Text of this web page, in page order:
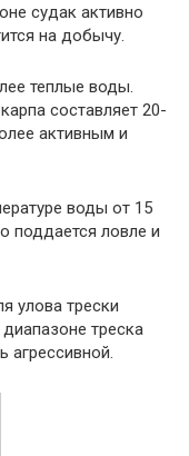
судак активно
на добычу.
теплые воды.
составляет 20-
активным и
воды от 15
поддается ловле и
улова трески
треска
агрессивной.